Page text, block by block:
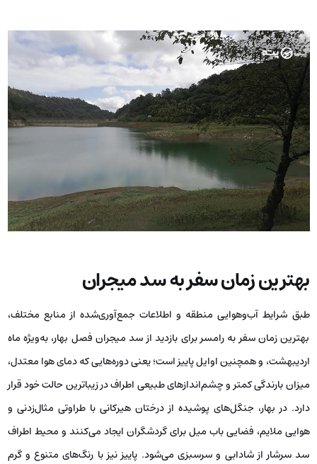
بهترین زمان سفر به سد میجران
طبق شرایط آب‌وهوایی منطقه و اطلاعات جمع‌آوری‌شده از منابع مختلف،
بهترین زمان سفر به رامسر برای بازدید از سد میجران فصل بهار، به‌ویژه ماه
اردیبهشت، و همچنین اوایل پاییز است؛ یعنی دوره‌هایی که دمای هوا معتدل،
میزان بارندگی کمتر و چشم‌اندازهای طبیعی اطراف در زیباترین حالت خود قرار
دارد. در بهار، جنگل‌های پوشیده از درختان هیرکانی با طراوتی مثال‌زدنی و
هوایی ملایم، فضایی باب میل برای گردشگران ایجاد می‌کنند و محیط اطراف
سد سرشار از شادابی و سرسبزی می‌شود. پاییز نیز با رنگ‌های متنوع و گرم